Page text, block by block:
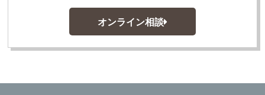
オンライン相談